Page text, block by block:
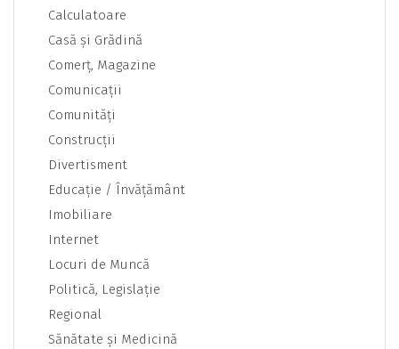
Calculatoare
Casă şi Grădină
Comerţ, Magazine
Comunicaţii
Comunităţi
Construcţii
Divertisment
Educaţie / Învăţământ
Imobiliare
Internet
Locuri de Muncă
Politică, Legislaţie
Regional
Sănătate şi Medicină